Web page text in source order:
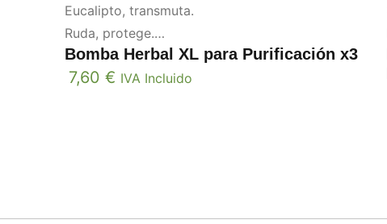
Eucalipto, transmuta.
Ruda, protege.
Alcanfor, equilibra.
Menta, amplifica.
Bomba Herbal XL para Purificación x3
7,60 € IVA Incluido